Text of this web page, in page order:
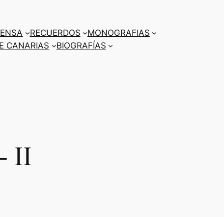
RECUERDOS
MONOGRAFIAS
CANARIAS
BIOGRAFÍAS
II